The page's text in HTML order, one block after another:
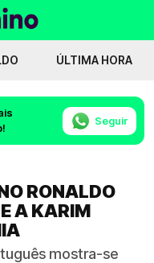
ÚLTIMA HORA
Seguir
RONALDO
A KARIM
mostra-se